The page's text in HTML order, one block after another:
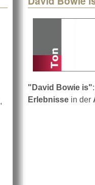
,
"David Bowie is":
Erlebnisse in der